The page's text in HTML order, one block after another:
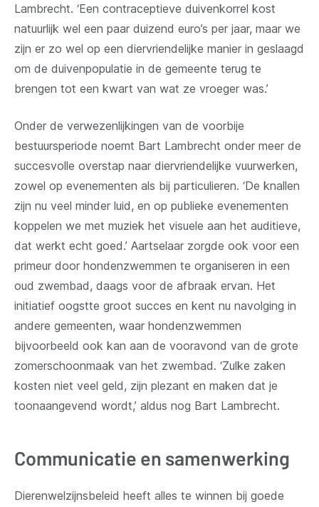
Lambrecht. ‘Een contraceptieve duivenkorrel kost
natuurlijk wel een paar duizend euro’s per jaar, maar we
zijn er zo wel op een diervriendelijke manier in geslaagd
om de duivenpopulatie in de gemeente terug te
brengen tot een kwart van wat ze vroeger was.’
Onder de verwezenlijkingen van de voorbije
bestuursperiode noemt Bart Lambrecht onder meer de
succesvolle overstap naar diervriendelijke vuurwerken,
zowel op evenementen als bij particulieren. ‘De knallen
zijn nu veel minder luid, en op publieke evenementen
koppelen we met muziek het visuele aan het auditieve,
dat werkt echt goed.’ Aartselaar zorgde ook voor een
primeur door hondenzwemmen te organiseren in een
oud zwembad, daags voor de afbraak ervan. Het
initiatief oogstte groot succes en kent nu navolging in
andere gemeenten, waar hondenzwemmen
bijvoorbeeld ook kan aan de vooravond van de grote
zomerschoonmaak van het zwembad. ‘Zulke zaken
kosten niet veel geld, zijn plezant en maken dat je
toonaangevend wordt,’ aldus nog Bart Lambrecht.
Communicatie en samenwerking
Dierenwelzijnsbeleid heeft alles te winnen bij goede